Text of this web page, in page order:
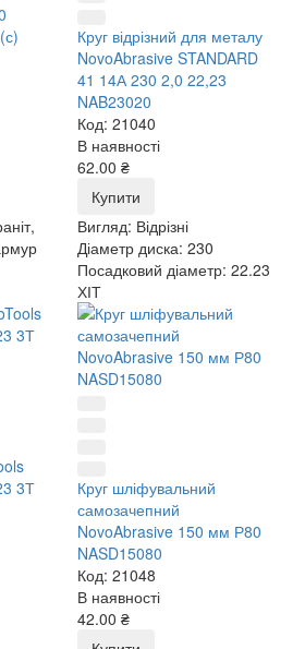
Круг відрізний для металу
NovoAbrasive STANDARD
41 14А 230 2,0 22,23
NAB23020
Код: 21040
В наявності
62.00 ₴
Купити
Вигляд: Відрізні
Діаметр диска: 230
Посадковий діаметр: 22.23
3Т
ХІТ
Круг шліфувальний
самозачепний
NovoAbrasive 150 мм Р80
NASD15080
Код: 21048
В наявності
42.00 ₴